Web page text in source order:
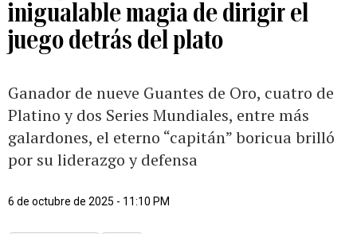
inigualable magia de dirigir el
juego detrás del plato
Ganador de nueve Guantes de Oro, cuatro de
Platino y dos Series Mundiales, entre más
galardones, el eterno “capitán” boricua brilló
por su liderazgo y defensa
6 de octubre de 2025 - 11:10 PM